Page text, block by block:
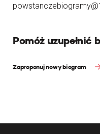
Pomóż uzupełnić
Zaproponuj nowy biogram